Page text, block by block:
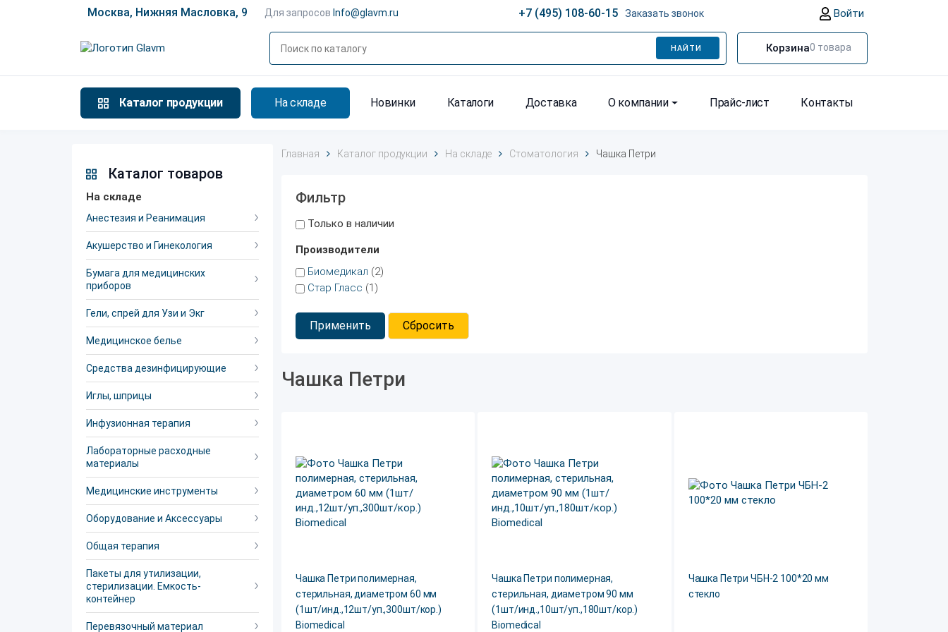
Москва, Нижняя Масловка, 9 Для запросов Info@glavm.ru +7 (495) 108-60-15 Заказать звонок Войти
НАЙТИ Корзина0 товара
Каталог продукции На складе Новинки Каталоги Доставка О компании Прайс-лист Контакты
Каталог товаров
На складе
Анестезия и Реанимация
Акушерство и Гинекология
Бумага для медицинских
приборов
Гели, спрей для Узи и Экг
Медицинское белье
Средства дезинфицирующие
Иглы, шприцы
Инфузионная терапия
Лабораторные расходные
материалы
Медицинские инструменты
Оборудование и Аксессуары
Общая терапия
Пакеты для утилизации,
стерилизации. Емкость-
контейнер
Перевязочный материал
Главная Каталог продукции На складе Стоматология Чашка Петри
Фильтр
Только в наличии
Производители
Биомедикал (2)
Стар Гласс (1)
Применить Сбросить
Чашка Петри
Чашка Петри полимерная,
стерильная, диаметром 60 мм
(1шт/инд.,12шт/уп.,300шт/кор.)
Biomedical
Чашка Петри полимерная,
стерильная, диаметром 90 мм
(1шт/инд.,10шт/уп.,180шт/кор.)
Biomedical
Чашка Петри ЧБН-2 100*20 мм
стекло